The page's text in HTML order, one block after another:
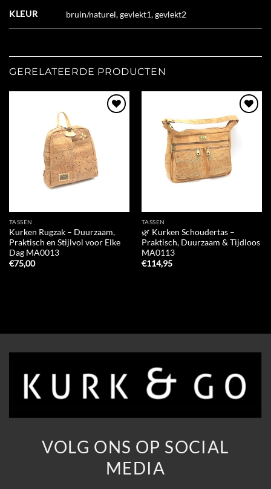
KLEUR bruin/naturel, gevlekt1, gevlekt2
GERELATEERDE PRODUCTEN
TASSEN
Kurken Rugzak – Duurzaam,
Praktisch en Stijlvol voor Elke
Dag MA0013
€75,00
Add to
Wishlist
TASSEN
🌿 Kurken Schoudertas –
Praktisch, Duurzaam & Tijdloos
MA0113
€114,95
VOLG ONS OP SOCIAL
MEDIA